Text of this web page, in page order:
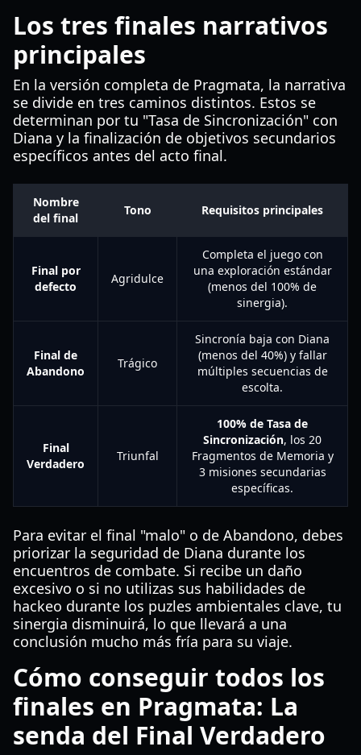
Los tres finales narrativos
principales
En la versión completa de Pragmata, la narrativa
se divide en tres caminos distintos. Estos se
determinan por tu "Tasa de Sincronización" con
Diana y la finalización de objetivos secundarios
específicos antes del acto final.
Nombre
del final
Tono Requisitos principales
Final por
defecto
Agridulce
Completa el juego con
una exploración estándar
(menos del 100% de
sinergia).
Final de
Abandono
Trágico
Sincronía baja con Diana
(menos del 40%) y fallar
múltiples secuencias de
escolta.
Final
Verdadero
Triunfal
100% de Tasa de
Sincronización, los 20
Fragmentos de Memoria y
3 misiones secundarias
específicas.
Para evitar el final "malo" o de Abandono, debes
priorizar la seguridad de Diana durante los
encuentros de combate. Si recibe un daño
excesivo o si no utilizas sus habilidades de
hackeo durante los puzles ambientales clave, tu
sinergia disminuirá, lo que llevará a una
conclusión mucho más fría para su viaje.
Cómo conseguir todos los
finales en Pragmata: La
senda del Final Verdadero